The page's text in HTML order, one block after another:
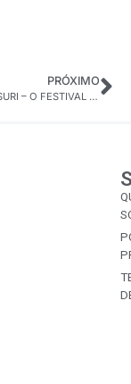
PRÓXIMO
II SHIMA MATSURI – O FESTIVAL DA ILHA